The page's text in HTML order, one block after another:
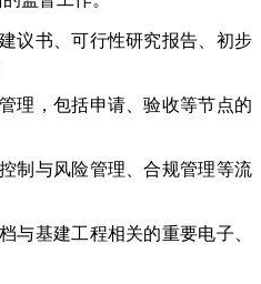
书、可行性研究报告、初步
，包括申请、验收等节点的
与风险管理、合规管理等流
基建工程相关的重要电子、